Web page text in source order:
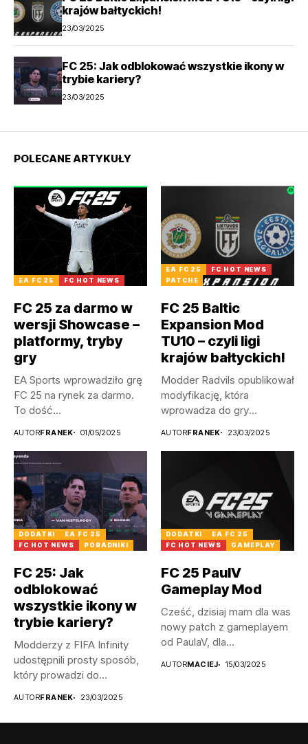
krajów bałtyckich!
23/03/2025
FC 25: Jak odblokować wszystkie ikony w
trybie kariery?
23/03/2025
POLECANE ARTYKUŁY
EA FC 25 FC HOT NEWS
FC 25 za darmo w
wersji Showcase –
platformy, tryby
gry
EA Sports wprowadziło grę
FC 25 na rynek za darmo.
To dość...
AUTORFRANEK 01/05/2025
EA FC 25
FC HOT NEWS
PATCHE
FC 25 Baltic
Expansion Mod
TU10 – czyli ligi
krajów bałtyckich!
Modder Radvils opublikował
modyfikację, która
wprowadza do gry
AUTORFRANEK 23/03/2025
DODATKI
EA FC 25
FC HOT NEWS
PORADNIKI
FC 25: Jak
odblokować
wszystkie ikony w
trybie kariery?
Modderzy z FIFA Infinity
udostępnili prosty sposób,
który prowadzi do
AUTORFRANEK 23/03/2025
DODATKI
EA FC 25
FC HOT NEWS
GAMEPLAY
FC 25 PaulV
Gameplay Mod
Cześć, dzisiaj mam dla was
nowy patch z gameplayem
od PaulaV, dla...
AUTORMACIEJ 15/03/2025